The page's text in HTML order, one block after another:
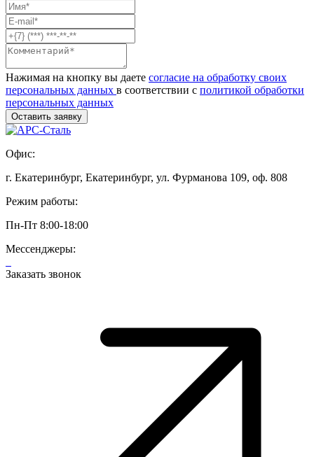
Нажимая на кнопку вы даете согласие на обработку своих
персональных данных в соответствии с политикой обработки
персональных данных
Офис:
г. Екатеринбург, Екатеринбург, ул. Фурманова 109, оф. 808
Режим работы:
Пн-Пт 8:00-18:00
Мессенджеры:
Заказать звонок